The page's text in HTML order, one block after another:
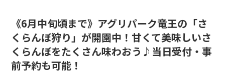
《6月中旬頃まで》アグリパーク竜王の「さ
くらんぼ狩り」が開園中！甘くて美味しいさ
くらんぼをたくさん味わおう♪当日受付・事
前予約も可能！